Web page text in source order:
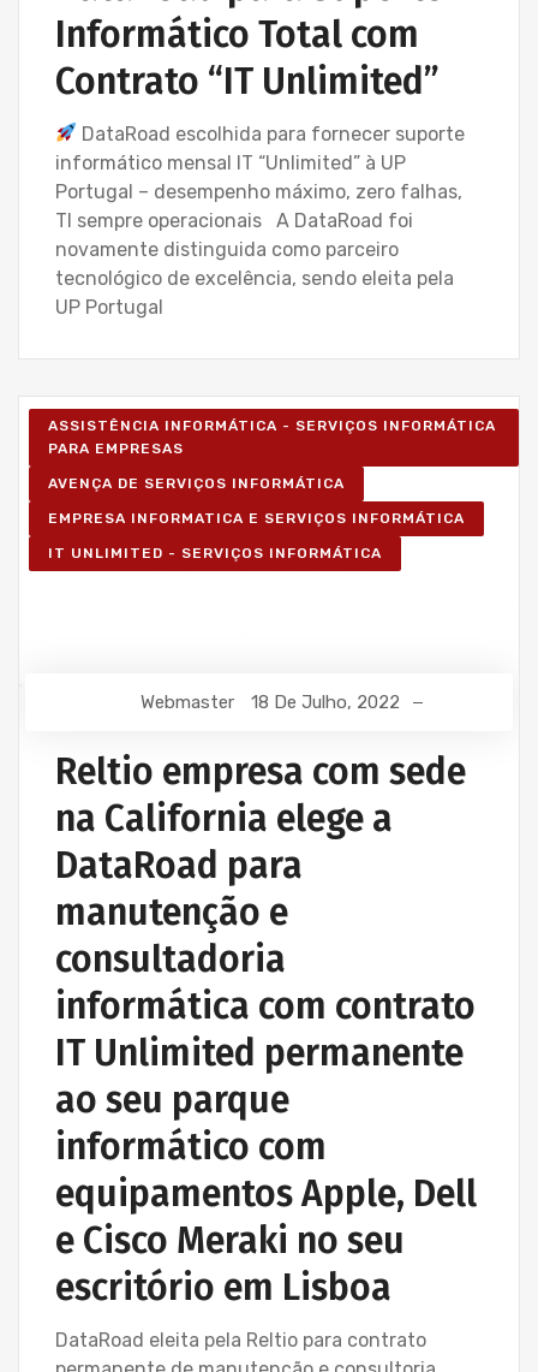
Informático Total com
Contrato “IT Unlimited”
DataRoad escolhida para fornecer suporte
informático mensal IT “Unlimited” à UP
Portugal – desempenho máximo, zero falhas,
TI sempre operacionais A DataRoad foi
novamente distinguida como parceiro
tecnológico de excelência, sendo eleita pela
UP Portugal
ASSISTÊNCIA INFORMÁTICA - SERVIÇOS INFORMÁTICA
PARA EMPRESAS
AVENÇA DE SERVIÇOS INFORMÁTICA
EMPRESA INFORMATICA E SERVIÇOS INFORMÁTICA
IT UNLIMITED - SERVIÇOS INFORMÁTICA
Webmaster 18 De Julho, 2022
Reltio empresa com sede
na California elege a
DataRoad para
manutenção e
consultadoria
informática com contrato
IT Unlimited permanente
ao seu parque
informático com
equipamentos Apple, Dell
e Cisco Meraki no seu
escritório em Lisboa
DataRoad eleita pela Reltio para contrato